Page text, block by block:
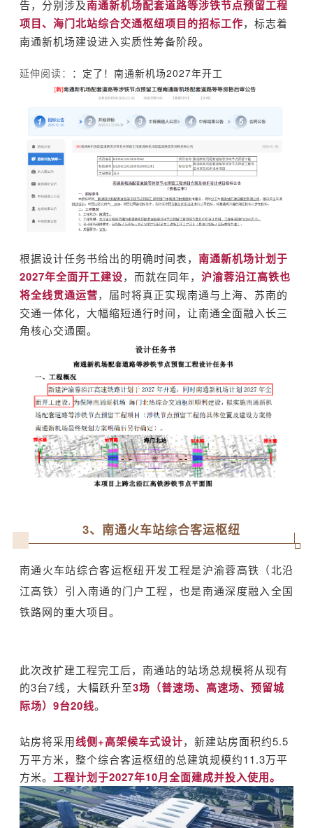
告，分别涉及南通新机场配套道路等涉铁节点预留工程
项目、海门北站综合交通枢纽项目的招标工作，标志着
南通新机场建设进入实质性筹备阶段。
延伸阅读： ：定了！南通新机场2027年开工
根据设计任务书给出的明确时间表， 南通新机场计划于
2027年全面开工建设，而就在同年， 沪渝蓉沿江高铁也
将全线贯通运营，届时将真正实现南通与上海、苏南的
交通一体化，大幅缩短通行时间，让南通全面融入长三
角核心交通圈。
3、南通火车站综合客运枢纽
南通火车站综合客运枢纽开发工程是沪渝蓉高铁（北沿
江高铁）引入南通的门户工程，也是南通深度融入全国
铁路网的重大项目。
此次改扩建工程完工后，南通站的站场总规模将从现有
的3台7线，大幅跃升至3场（普速场、高速场、预留城
际场）9台20线。
站房将采用线侧+高架候车式设计，新建站房面积约5.5
万平方米，整个综合客运枢纽的总建筑规模约11.3万平
方米。 工程计划于2027年10月全面建成并投入使用。